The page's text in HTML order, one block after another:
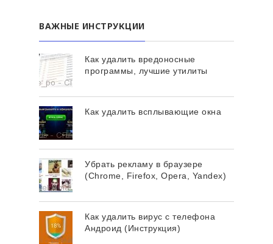
ВАЖНЫЕ ИНСТРУКЦИИ
Как удалить вредоносные
программы, лучшие утилиты
Как удалить всплывающие окна
Убрать рекламу в браузере
(Chrome, Firefox, Opera, Yandex)
Как удалить вирус с телефона
Андроид (Инструкция)